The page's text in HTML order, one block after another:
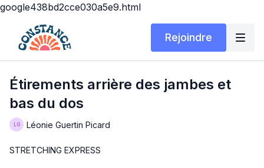
google438bd2cce030a5e9.html
Rejoindre
Étirements arrière des jambes et
bas du dos
Léonie Guertin Picard
STRETCHING EXPRESS